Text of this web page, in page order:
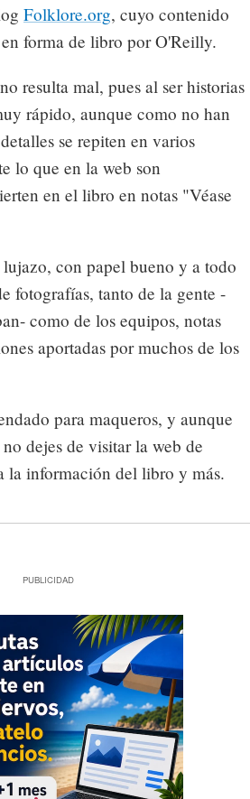
Folklore.org, cuyo contenido
forma de libro por O'Reilly.
resulta mal, pues al ser historias
rápido, aunque como no han
se repiten en varios
lo que en la web son
en el libro en notas "Véase
con papel bueno y a todo
fotografías, tanto de la gente -
como de los equipos, notas
aportadas por muchos de los
para maqueros, y aunque
dejes de visitar la web de
la información del libro y más.
PUBLICIDAD